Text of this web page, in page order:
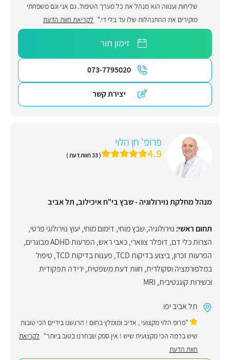
שליחות וענווה הוא מנהל את כל מערך הטיפול. גם אני וגם משפחתי
מוקירים את ההתנהלות שלו עד בלי די." לקריאת חוות הדעת
זימון תור
073-7795020
יצירת קשר
פרופ' חן הלוי
4.9 ( 33 חוות דעת )
מנהל מחלקת נוירולוגיה - שבץ בי"ח איכילוב, תל אביב
תחום ראשי: נוירולוגיה, שבץ מוחי, דימום מוחי,יעוץ נוירולוגי פרטי,
הצרות כלי דם, דופלר צווארי,כאבי ראש, הפרעות ADHD מבוגרים
,
הפרעות זכרון,ביצוע בדיקות TCD , פענוח בדיקות TCD , טיפול
במלפורמציה וסקולרית, חוות דעת משפטית,ירידה תפקודית
וכשירות קוגנטיבית,
MRI
תל אביב יפו
"פרופ הלוי מקצועי , אדיב ומומלץ בחום ! הרגשנו בידיים הכי טובות
שיש ברמה הכי מקצועית שיש ! אין ספק שבחרנו בטוב ביותר" לקריאת
חוות הדעת